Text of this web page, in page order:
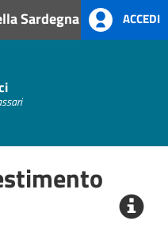
Sardegna ACCEDI